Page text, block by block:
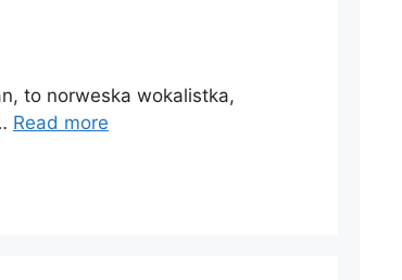
to norweska wokalistka,
Read more